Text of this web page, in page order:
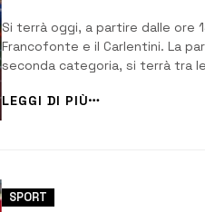
Si terrà oggi, a partire dalle ore
Francofonte e il Carlentini. La
seconda categoria, si terrà tra le
“Silvio Morina” di Francofonte.
un avviso riguardante proprio la
squad...
LEGGI DI PIÙ
SPORT